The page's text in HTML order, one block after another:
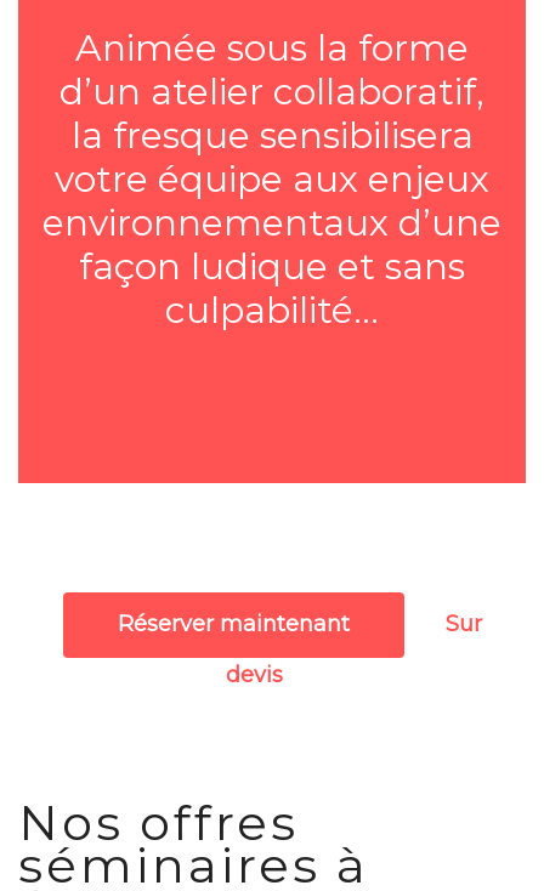
Animée sous la forme
d’un atelier collaboratif,
la fresque sensibilisera
votre équipe aux enjeux
environnementaux d’une
façon ludique et sans
culpabilité…
Réserver maintenant
Sur
devis
Nos offres
séminaires à